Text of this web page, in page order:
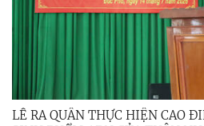
LỄ RA QUÂN THỰC HIỆN CAO